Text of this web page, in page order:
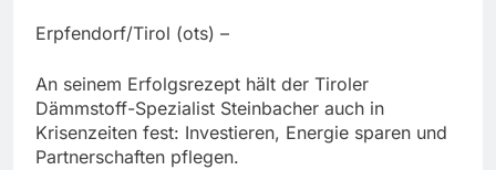
Erpfendorf/Tirol (ots) –
An seinem Erfolgsrezept hält der Tiroler
Dämmstoff-Spezialist Steinbacher auch in
Krisenzeiten fest: Investieren, Energie sparen und
Partnerschaften pflegen.